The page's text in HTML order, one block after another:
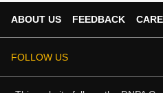
ABOUT US FEEDBACK
FOLLOW US